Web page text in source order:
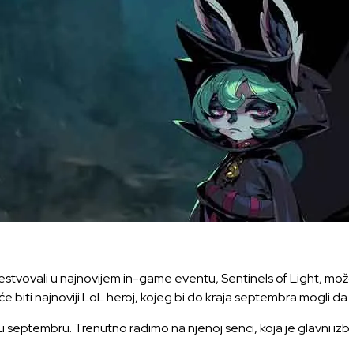
u najnovijem in-game eventu, Sentinels of Light,
biti najnoviji LoL heroj, kojeg bi do kraja septembra mogli da
septembru. Trenutno radimo na njenoj senci, koja je glavni